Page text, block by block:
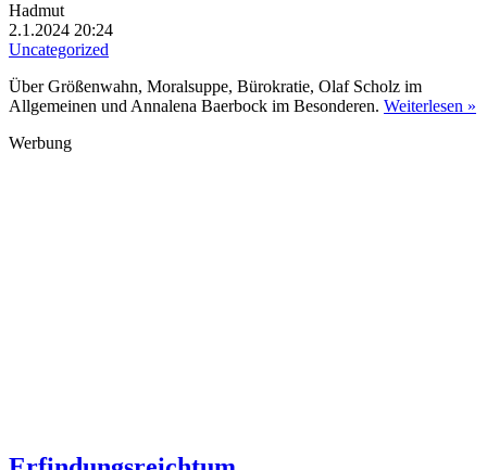
Hadmut
2.1.2024 20:24
Uncategorized
Über Größenwahn, Moralsuppe, Bürokratie, Olaf Scholz im
Allgemeinen und Annalena Baerbock im Besonderen. Weiterlesen »
Werbung